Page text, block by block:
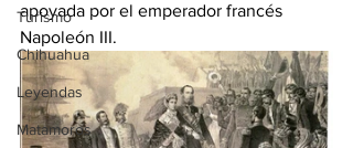
Turismo
Chihuahua
Leyendas
Matamoros
apoyada por el emperador francés
Napoleón III.